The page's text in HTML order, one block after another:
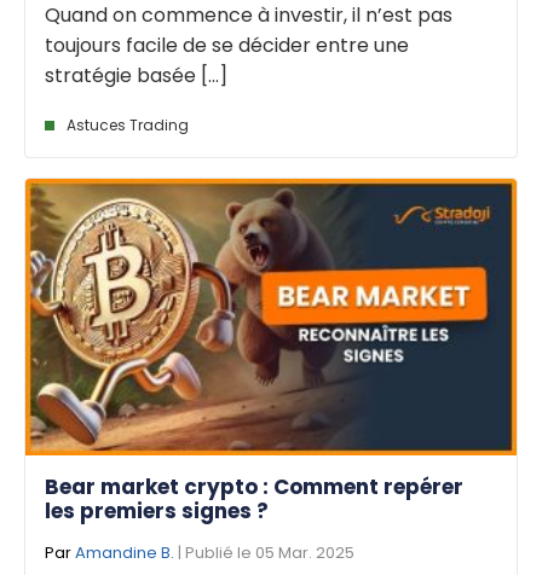
Quand on commence à investir, il n’est pas
toujours facile de se décider entre une
stratégie basée [...]
Astuces Trading
Bear market crypto : Comment repérer
les premiers signes ?
ParAmandine B. | Publié le 05 Mar. 2025